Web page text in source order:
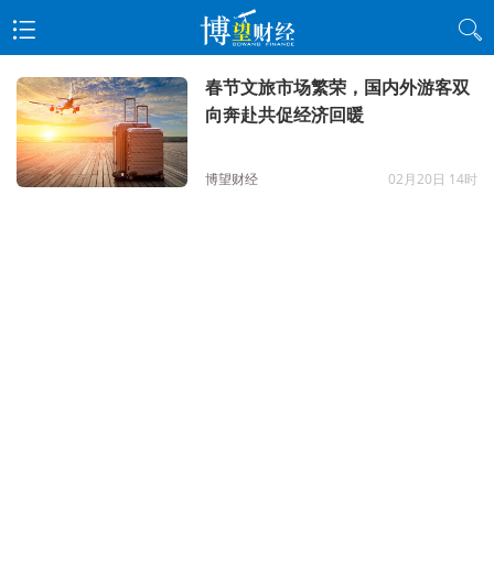
春节文旅市场繁荣，国内外游客双
向奔赴共促经济回暖
博望财经 02月20日 14时